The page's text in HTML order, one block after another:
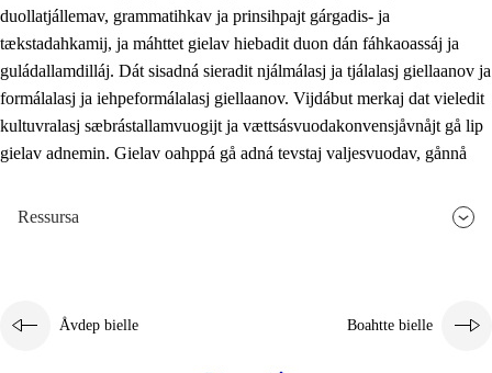
2.2 Máhtudahka fágáj hárráj
2.3 Vuodulasj tjehpudagá
2.4 Oahppat oahppat
Doaresfágalasj tiemá
duollatjállemav, grammatihkav ja prinsihpajt gárgadis- ja
tækstadahkamij, ja máhttet gielav hiebadit duon dán fáhkaoassáj ja
guládallamdilláj. Dát sisadná sieradit njálmálasj ja tjálalasj giellaanov ja
formálalasj ja iehpeformálalasj giellaanov. Vijdábut merkaj dat vieledit
kultuvralasj sæbrástallamvuogijt ja vættsásvuodakonvensjåvnåjt gå lip
gielav adnemin. Gielav oahppá gå adná tevstaj valjesvuodav, gånnå
Ressursa
Åvdep bielle Boahtte bielle